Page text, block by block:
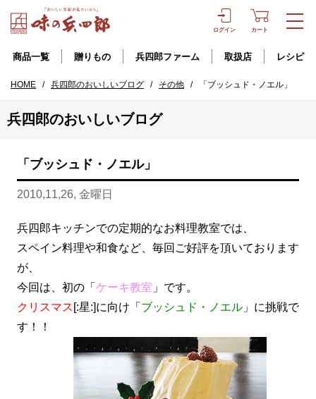
ログイン カート
商品一覧 贈りもの 兵四郎ファーム 取扱店 レシピ
HOME / 兵四郎のおいしいブログ / その他 / 「ブッシュド・ノエル」
兵四郎のおいしいブログ
「ブッシュド・ノエル」
2010,11,26, 金曜日
兵四郎キッチンでの定期的なお料理教室では、
スペイン料理や和食など、毎回ご好評を頂いております
が、
今回は、初の「 ケーキ教室 」です。
クリスマス [:星:]に向け「 ブッシュド・ノエル」に挑戦で
す！！